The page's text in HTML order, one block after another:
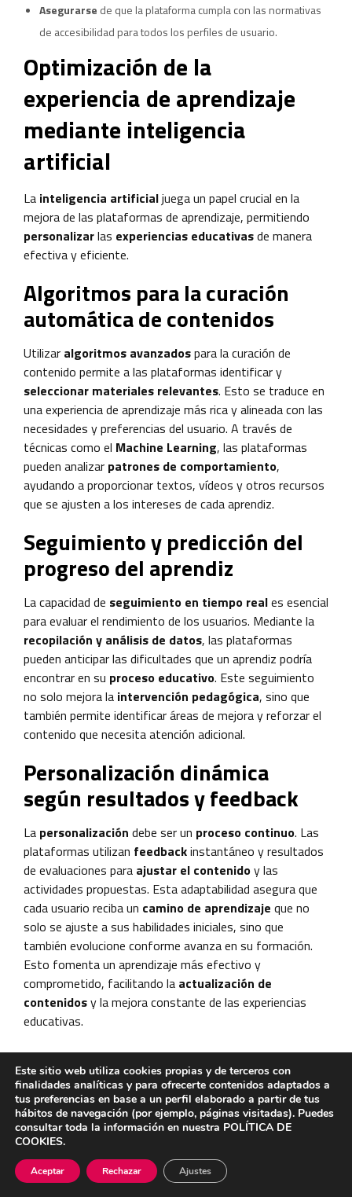
Asegurarse de que la plataforma cumpla con las normativas
de accesibilidad para todos los perfiles de usuario.
Optimización de la
experiencia de aprendizaje
mediante inteligencia
artificial
La inteligencia artificialjuega un papel crucial en la
mejora de las plataformas de aprendizaje, permitiendo
personalizarlas experiencias educativasde manera
efectiva y eficiente.
Algoritmos para la curación
automática de contenidos
Utilizar algoritmos avanzadospara la curación de
contenido permite a las plataformas identificar y
seleccionar materiales relevantes. Esto se traduce en
una experiencia de aprendizaje más rica y alineada con las
necesidades y preferencias del usuario. A través de
técnicas como el Machine Learning, las plataformas
pueden analizar patrones de comportamiento,
ayudando a proporcionar textos, vídeos y otros recursos
que se ajusten a los intereses de cada aprendiz.
Seguimiento y predicción del
progreso del aprendiz
La capacidad de seguimiento en tiempo reales esencial
para evaluar el rendimiento de los usuarios. Mediante la
recopilación y análisis de datos, las plataformas
pueden anticipar las dificultades que un aprendiz podría
encontrar en su proceso educativo. Este seguimiento
no solo mejora la intervención pedagógica, sino que
también permite identificar áreas de mejora y reforzar el
contenido que necesita atención adicional.
Personalización dinámica
según resultados y feedback
La personalización debe ser un proceso continuo. Las
plataformas utilizan feedbackinstantáneo y resultados
de evaluaciones para ajustar el contenidoy las
actividades propuestas. Esta adaptabilidad asegura que
cada usuario reciba un camino de aprendizaje que no
solo se ajuste a sus habilidades iniciales, sino que
también evolucione conforme avanza en su formación.
Esto fomenta un aprendizaje más efectivo y
comprometido, facilitando la actualización de
contenidosy la mejora constante de las experiencias
educativas.
Recursos y formatos de
contenido disponibles en
plataformas de experiencia
Las plataformas de experiencia de aprendizaje ofrecen
unavariedad de recursosy formatos variados que
Este sitio web utiliza cookies propias y de terceros con
finalidades analíticas y para ofrecerte contenidos adaptados a
tus preferencias en base a un perfil elaborado a partir de tus
hábitos de navegación (por ejemplo, páginas visitadas). Puedes
consultar toda la información en nuestra POLÍTICA DE
COOKIES.
Aceptar Rechazar Ajustes